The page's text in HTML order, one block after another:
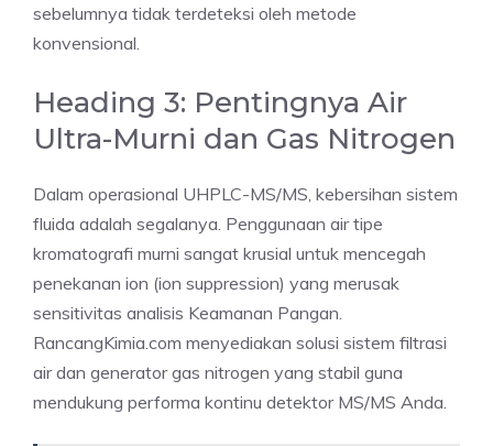
sebelumnya tidak terdeteksi oleh metode
konvensional.
Heading 3: Pentingnya Air
Ultra-Murni dan Gas Nitrogen
Dalam operasional UHPLC-MS/MS, kebersihan sistem
fluida adalah segalanya. Penggunaan air tipe
kromatografi murni sangat krusial untuk mencegah
penekanan ion (ion suppression) yang merusak
sensitivitas analisis Keamanan Pangan.
RancangKimia.com menyediakan solusi sistem filtrasi
air dan generator gas nitrogen yang stabil guna
mendukung performa kontinu detektor MS/MS Anda.